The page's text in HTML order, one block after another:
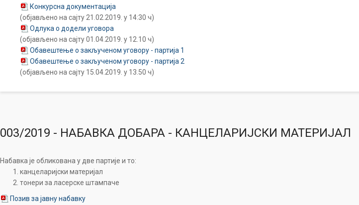
Конкурсна документација
(објављено на сајту 21.02.2019. у 14:30 ч)
Одлука о додели уговора
(објављено на сајту 01.04.2019. у 12.10 ч)
Обавештење о закљученом уговору - партија 1
Обавештење о закљученом уговору - партија 2
(објављено на сајту 15.04.2019. у 13.50 ч)
003/2019 - НАБАВКА ДОБАРА - КАНЦЕЛАРИЈСКИ МАТЕРИЈАЛ
Набавка је обликована у две партије и то:
канцеларијски материјал
тонери за ласерске штампаче
Позив за јавну набавку